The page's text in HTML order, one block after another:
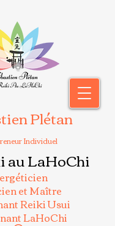
Plétan
Individuel
au LaHoChi
et Maître
Reiki Usui
LaHoChi